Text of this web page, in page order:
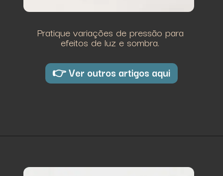
Pratique variações de pressão para
efeitos de luz e sombra.
👉 Ver outros artigos aqui